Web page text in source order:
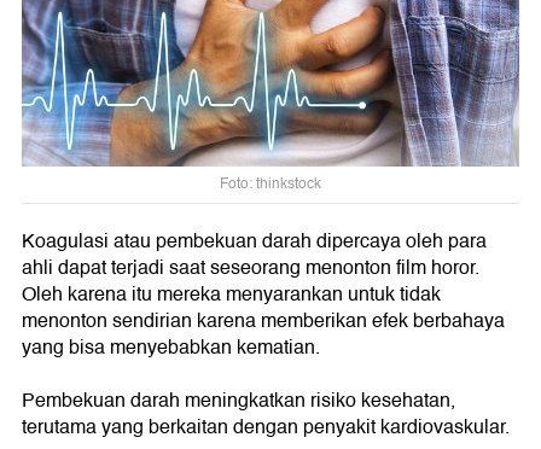
Foto: thinkstock
Koagulasi atau pembekuan darah dipercaya oleh para
ahli dapat terjadi saat seseorang menonton film horor.
Oleh karena itu mereka menyarankan untuk tidak
menonton sendirian karena memberikan efek berbahaya
yang bisa menyebabkan kematian.
Pembekuan darah meningkatkan risiko kesehatan,
terutama yang berkaitan dengan penyakit kardiovaskular.